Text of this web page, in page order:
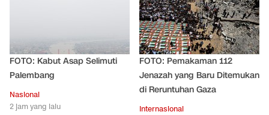
FOTO: Kabut Asap Selimuti
Palembang
Nasional
2 jam yang lalu
FOTO: Pemakaman 112
Jenazah yang Baru Ditemukan
di Reruntuhan Gaza
Internasional